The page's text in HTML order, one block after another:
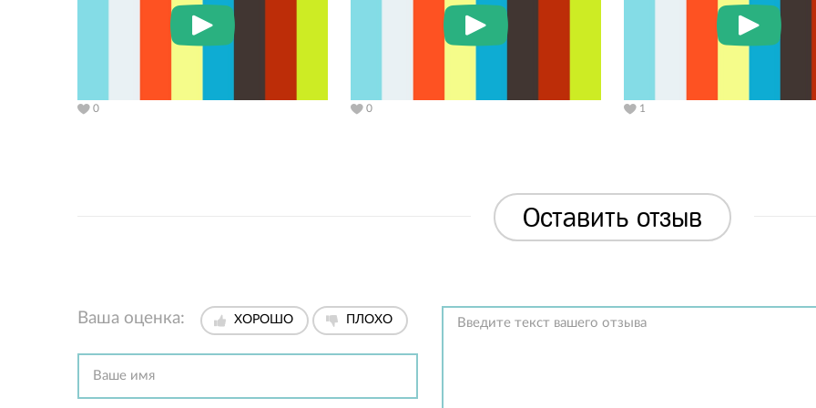
0 0 1
Оставить отзыв
Ваша оценка: ХОРОШО ПЛОХО